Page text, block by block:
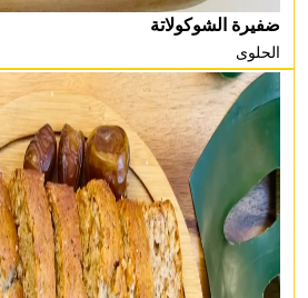
ضفيرة الشوكولاتة
الحلوى